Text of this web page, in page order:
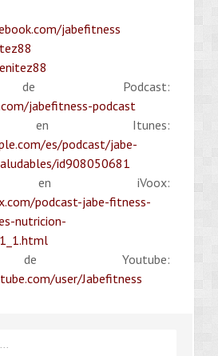
jabefitness
Podcast:
jabefitness-podcast
en Itunes:
es/podcast/jabe-
id908050681
en iVoox:
podcast-jabe-fitness-
nutricion-
Youtube:
user/Jabefitness